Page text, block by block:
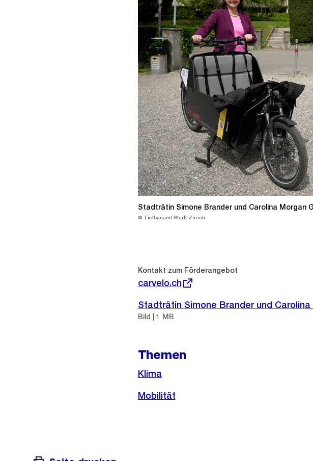
Stadträtin Simone Brander und Carolina Morgan
© Tiefbauamt Stadt Zürich
Kontakt zum Förderangebot
Externer
Link:
carvelo.ch
Stadträtin Simone Brander und
Bild | 1 MB
Themen
Klima
Mobilität